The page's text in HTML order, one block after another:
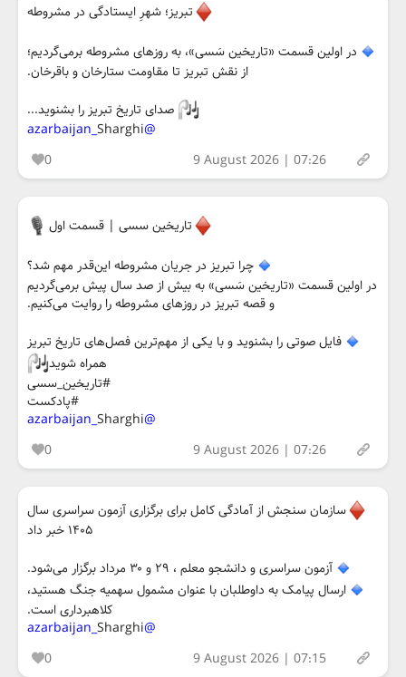
تبریز؛ شهرِ ایستادگی در مشروطه
در اولین قسمت «تاریخین سَسی»، به روزهای مشروطه برمی‌گردیم؛
از نقش تبریز تا مقاومت ستارخان و باقرخان.
صدای تاریخ تبریز را بشنوید...
@azarbaijan_
Sharghi
0
9 August 2026 | 07:26
تاریخین سسی | قسمت اول
چرا تبریز در جریان مشروطه این‌قدر مهم شد؟
در اولین قسمت «تاریخین سَسی» به بیش از صد سال پیش برمی‌گردیم
و قصه تبریز در روزهای مشروطه را روایت می‌کنیم.
فایل صوتی را بشنوید و با یکی از مهم‌ترین فصل‌های تاریخ تبریز
همراه شوید
#تاریخین_سسی
#پادکست
@azarbaijan_
Sharghi
0
9 August 2026 | 07:26
سازمان سنجش از آمادگی کامل برای برگزاری آزمون سراسری سال
۱۴۰۵ خبر داد
آزمون سراسری و دانشجو معلم ، ۲۹ و ۳۰ مرداد برگزار می‌شود.
ارسال پیامک به داوطلبان با عنوان مشمول سهمیه جنگ هستید،
کلاهبرداری است.
@azarbaijan_
Sharghi
0
9 August 2026 | 07:15